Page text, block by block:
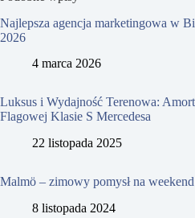
Najlepsza agencja marketingowa w
2026
4 marca 2026
Luksus i Wydajność Terenowa:
Flagowej Klasie S Mercedesa
22 listopada 2025
Malmö – zimowy pomysł na weekend
8 listopada 2024